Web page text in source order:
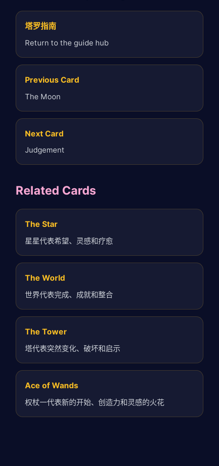
塔罗指南
Return to the guide hub
Previous Card
The Moon
Next Card
Judgement
Related Cards
The Star
星星代表希望、灵感和疗愈
The World
世界代表完成、成就和整合
The Tower
塔代表突然变化、破坏和启示
Ace of Wands
权杖一代表新的开始、创造力和灵感的火花